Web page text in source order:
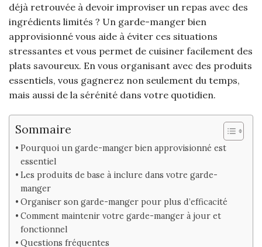
déjà retrouvée à devoir improviser un repas avec des
ingrédients limités ? Un garde-manger bien
approvisionné vous aide à éviter ces situations
stressantes et vous permet de cuisiner facilement des
plats savoureux. En vous organisant avec des produits
essentiels, vous gagnerez non seulement du temps,
mais aussi de la sérénité dans votre quotidien.
Sommaire
Pourquoi un garde-manger bien approvisionné est
essentiel
Les produits de base à inclure dans votre garde-
manger
Organiser son garde-manger pour plus d’efficacité
Comment maintenir votre garde-manger à jour et
fonctionnel
Questions fréquentes